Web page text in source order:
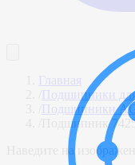
Главная
Подшипники для
Подшипники
Подшипник
Наведите на